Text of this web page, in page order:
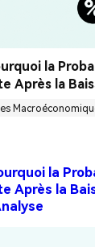
la
Après la
la
Après la